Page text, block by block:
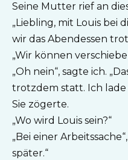
Seine Mutter rief an
„Liebling, mit Louis bei
wir das Abendessen
„Wir können
„Oh nein“, sagte ich.
trotzdem statt. Ich lade
Sie zögerte.
„Wo wird Louis sein?“
„Bei einer
später.“